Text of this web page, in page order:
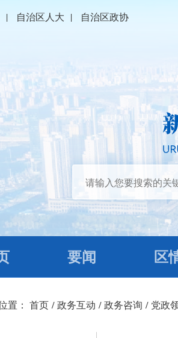
| 自治区人大 | 自治区政协
要闻 区
置： 首页 /政务互动 /政务咨询 / 党政